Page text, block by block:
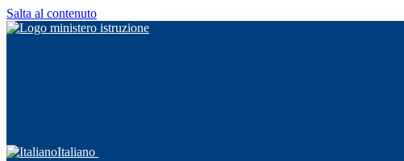
Salta al contenuto
Italiano